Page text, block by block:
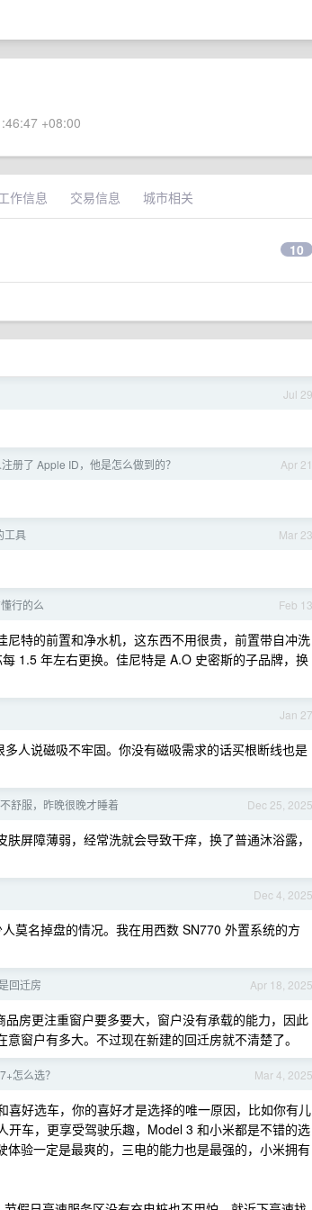
+08:00
作信息 交易信息 城市相关
10
Jul 29
Apr 21
册了 Apple ID，他是怎么做到的？
Mar 23
工具
Feb 13
行的么
特的前置和净水机，这东西不用很贵，前置带自冲洗
1.5 年左右更换。佳尼特是 A.O 史密斯的子品牌，换
Jan 27
人说磁吸不牢固。你没有磁吸需求的话买根断线也是
Dec 25, 2025
舒服，昨晚很晚才睡着
屏障薄弱，经常洗就会导致干痒，换了普通沐浴露，
Dec 4, 2025
莫名掉盘的情况。我在用西数 SN770 外置系统的方
Apr 18, 2025
回迁房
房更注重窗户要多要大，窗户没有承载的能力，因此
窗户有多大。不过现在新建的回迁房就不清楚了。
Mar 4, 2025
怎么选？
好选车，你的喜好才是选择的唯一原因，比如你有儿
车，更享受驾驶乐趣，Model 3 和小米都是不错的选
验一定是最爽的，三电的能力也是最强的，小米拥有